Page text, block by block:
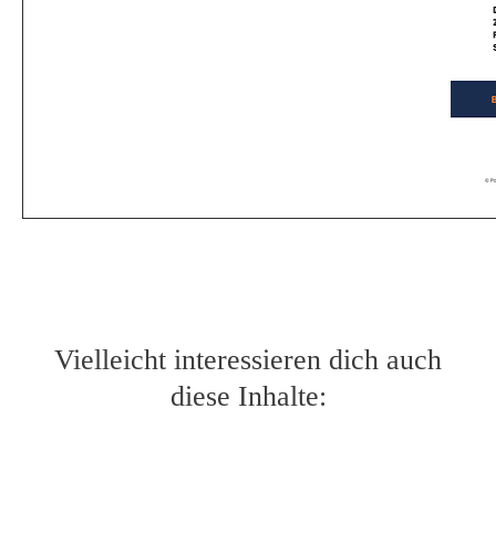
Vielleicht interessieren dich auch
diese Inhalte: